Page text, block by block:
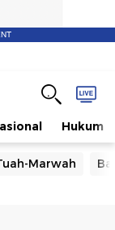
Hukum
Marwah